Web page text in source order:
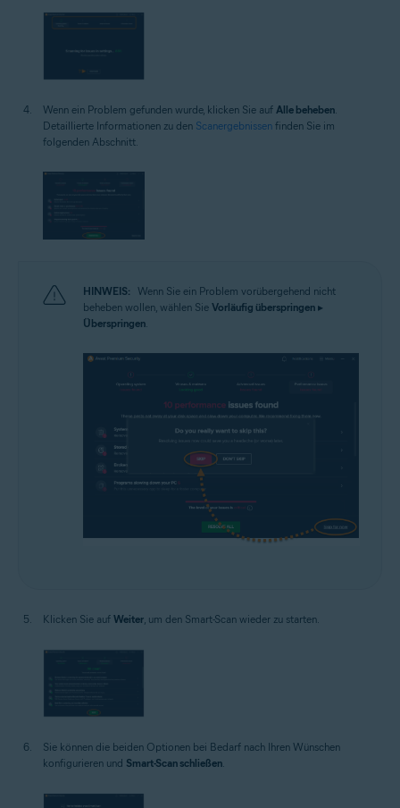
Wenn ein Problem gefunden wurde, klicken Sie auf Alle beheben.
Detaillierte Informationen zu den Scanergebnissen finden Sie im
folgenden Abschnitt.
HINWEIS: Wenn Sie ein Problem vorübergehend nicht
beheben wollen, wählen Sie Vorläufig überspringen ▸
Überspringen.
Klicken Sie auf Weiter , um den Smart-Scan wieder zu starten.
Sie können die beiden Optionen bei Bedarf nach Ihren Wünschen
konfigurieren und Smart-Scan schließen